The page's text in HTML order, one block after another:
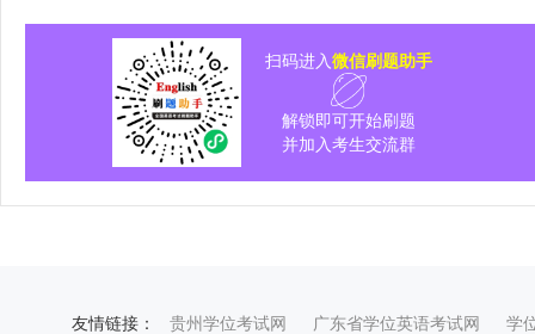
扫码进入微信刷题助手
解锁即可开始刷题
并加入考生交流群
友情链接： 贵州学位考试网 广东省学位英语考试网
学